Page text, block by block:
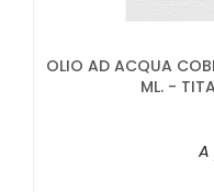
OLIO AD ACQUA
ML. -